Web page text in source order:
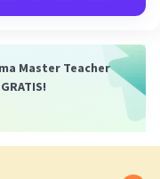
di lakukan untuk
tari adalah
Master Teacher